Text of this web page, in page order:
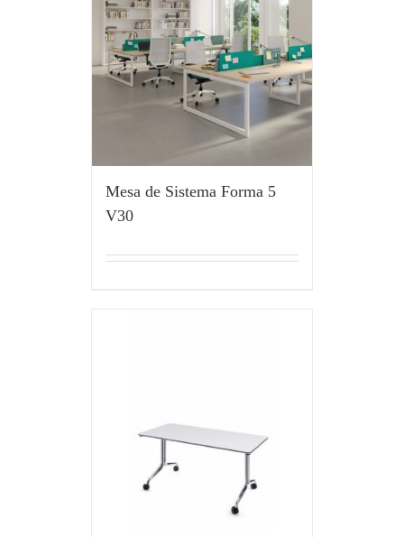
Mesa de Sistema Forma 5
V30